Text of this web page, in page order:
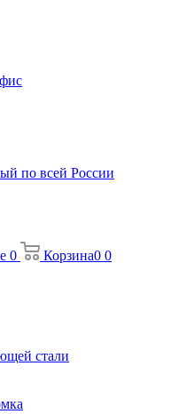
по всей России
0 Корзина0 0
стали